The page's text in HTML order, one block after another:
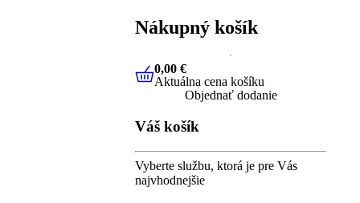
Nákupný košík
0,00 €Aktuálna cena košíku
0,00 €
Aktuálna cena košíku
Objednať dodanie
Váš košík
Vyberte službu, ktorá je pre Vás
najvhodnejšie